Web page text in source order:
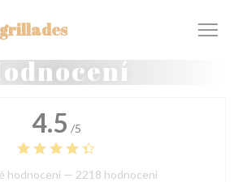
4.5 /5
hodnocení — 2218 hodnoceni